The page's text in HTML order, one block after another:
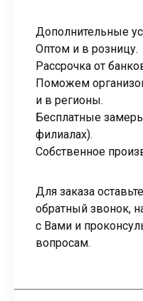
Дополнительные
Оптом и в розницу.
Рассрочка от
Поможем
и в регионы.
Бесплатные
филиалах).
Собственное
Для заказа
обратный звонок,
с Вами и
вопросам.